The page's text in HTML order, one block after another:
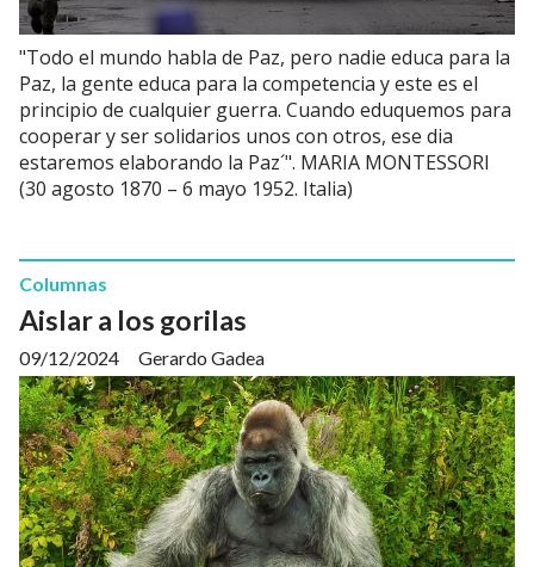
"Todo el mundo habla de Paz, pero nadie educa para la
Paz, la gente educa para la competencia y este es el
principio de cualquier guerra. Cuando eduquemos para
cooperar y ser solidarios unos con otros, ese dia
estaremos elaborando la Paz´". MARIA MONTESSORI
(30 agosto 1870 – 6 mayo 1952. Italia)
Aislar a los gorilas
Gerardo Gadea
Columnas
09/12/2024